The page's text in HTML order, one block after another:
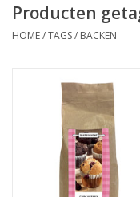
Hygiëne & opslag
Grondstoffen &
Producten
HOME/TAGS/ BACKEN